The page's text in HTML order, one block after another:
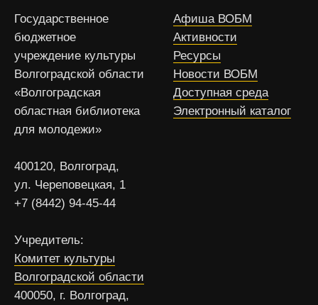
Государственное
бюджетное
учреждение культуры
Волгоградской области
«Волгоградская
областная библиотека
для молодежи»
400120, Волгоград,
ул. Череповецкая, 1
+7 (8442) 94-45-44
Учредитель:
Комитет культуры
Волгоградской области
400050, г. Волгоград,
Афиша ВОБМ
Активности
Ресурсы
Новости ВОБМ
Доступная среда
Электронный каталог